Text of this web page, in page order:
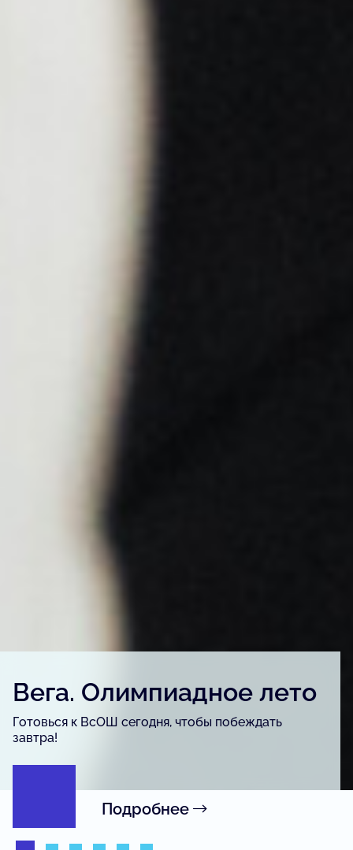
Детский конкурс «Вега.
Артфест»
Для детей и подростков, одарённых в сфере
изобразительного искусства, урбанистики и
журналистики.
Подробнее